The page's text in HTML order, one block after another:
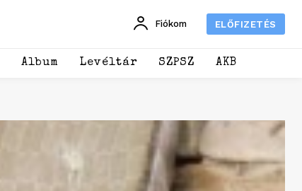
Fiókom ELŐFIZETÉS
Album Levéltár SZPSZ AKB